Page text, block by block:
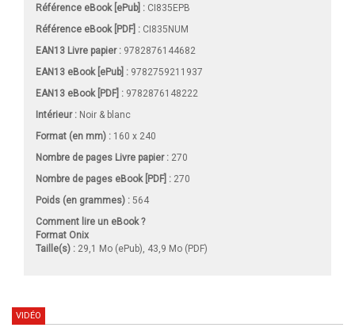
Référence eBook [ePub] : CI835EPB
Référence eBook [PDF] : CI835NUM
EAN13 Livre papier : 9782876144682
EAN13 eBook [ePub] : 9782759211937
EAN13 eBook [PDF] : 9782876148222
Intérieur : Noir & blanc
Format (en mm) : 160 x 240
Nombre de pages Livre papier: 270
Nombre de pages eBook [PDF] : 270
Poids (en grammes) : 564
Comment lire un eBook ?
Format Onix
Taille(s) : 29,1 Mo (ePub), 43,9 Mo (PDF)
VIDÉO